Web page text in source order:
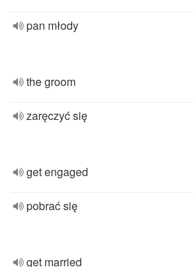
pan młody
the groom
zaręczyć się
get engaged
pobrać się
get married